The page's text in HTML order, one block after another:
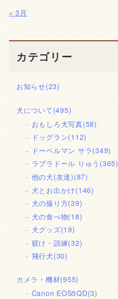
« 3月
カテゴリー
お知らせ(23)
犬について (495)
おもしろ犬写真(58)
ドッグラン(112)
ドーベルマン サラ(349)
ラブラドール りゅう (365)
他の犬(友達)(87)
犬とお出かけ(146)
犬の撮り方(39)
犬の食べ物(18)
犬グッズ(19)
躾け・訓練(32)
飛行犬(30)
カメラ・機材(955)
Canon EOS5QD(3)